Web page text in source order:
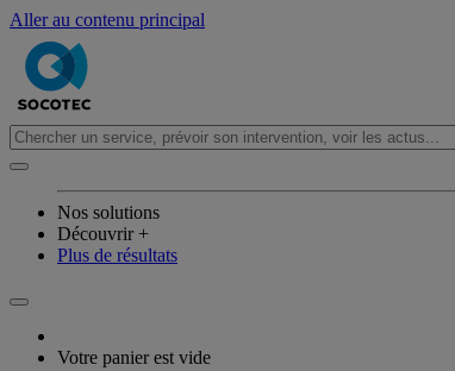
Aller au contenu principal
Nos solutions
Découvrir +
Plus de résultats
Votre panier est vide